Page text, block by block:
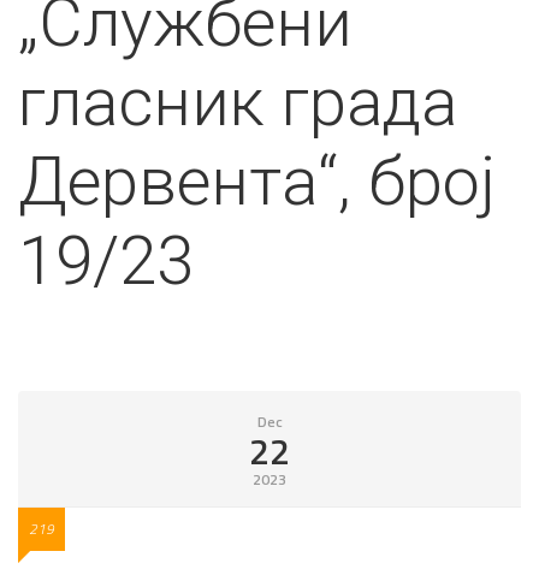
„Службени
гласник града
Дервента“, број
19/23
Dec
22
2023
219